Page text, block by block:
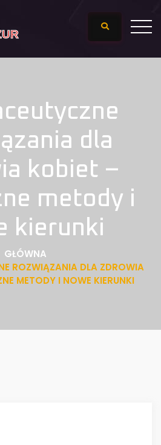
dla
kobiet –
metody i
kierunki
GŁÓWNA
ROZWIĄZANIA DLA ZDROWIA
METODY I NOWE KIERUNKI